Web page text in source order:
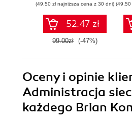
(49,50 zł najniższa cena z 30 dni)
52.47 zł
99.00zł (-47%)
(49,50
Oceny i opinie
Administracja
każdego Brian